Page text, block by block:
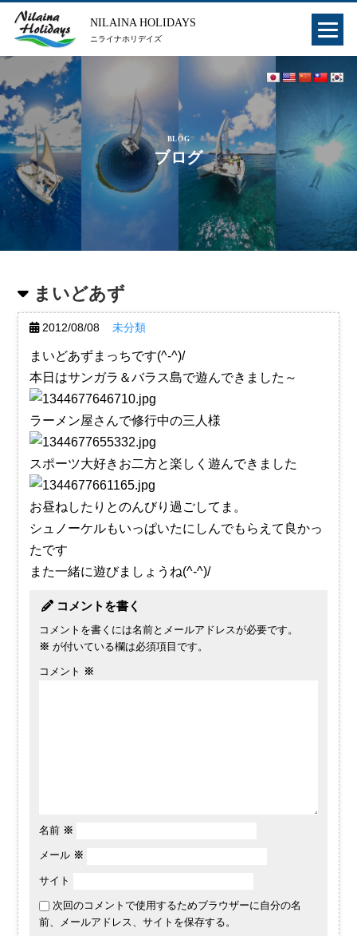
NILAINA HOLIDAYS
ニライナホリデイズ
BLOG
ブログ
まいどあず
2012/08/08 未分類
まいどあずまっちです(^-^)/
本日はサンガラ＆バラス島で遊んできました～
ラーメン屋さんで修行中の三人様
スポーツ大好きお二方と楽しく遊んできました
お昼ねしたりとのんびり過ごしてま。
シュノーケルもいっぱいたにしんでもらえて良かっ
たです
また一緒に遊びましょうね(^-^)/
コメントを書く
コメントを書くには名前とメールアドレスが必要です。
※ が付いている欄は必須項目です。
コメント ※
名前 ※
メール ※
サイト
次回のコメントで使用するためブラウザーに自分の名
前、メールアドレス、サイトを保存する。